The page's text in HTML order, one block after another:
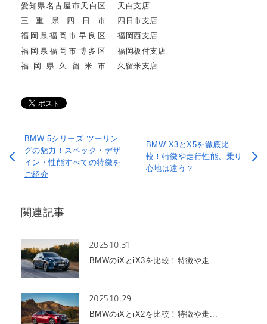
愛知県名古屋市天白区
天白支店
三重県四日市
四日市支店
福岡県福岡市早良区
福岡西支店
福岡県福岡市博多区
福岡板付支店
福岡県久留米市
久留米支店
BMW 5シリーズ ツーリン
グの魅力！スペック・デザ
イン・性能すべての特徴を
ご紹介
BMW X3とX5を徹底比
較！特徴や走行性能、乗り
心地は違う？
関連記事
2025.10.31
BMWのiXとiX3を比較！特徴や走...
2025.10.29
BMWのiXとiX2を比較！特徴や走...